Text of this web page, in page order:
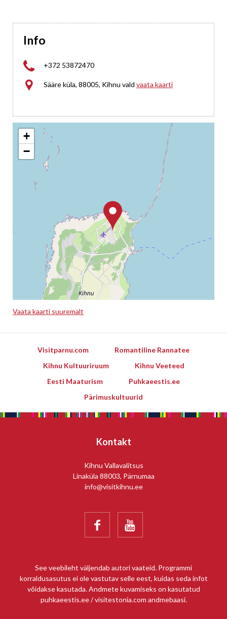
Info
 +372 53872470
 Sääre küla, 88005, Kihnu vald vaata kaarti
+
−
Vaata kaarti suuremalt
Visitparnu.com
Romantiline Rannatee
Kihnu Kultuuriruum
Kihnu Veeteed
Eesti Maaturism
Puhkaeestis.ee
Pärimuskultuurid
Kontakt
Kihnu Vallavalitsus
Linaküla 88003, Pärnumaa
info@visitkihnu.ee
 
See veebileht väljendab autori vaateid. Programmi
korraldusasutus ei ole vastutav selle eest, kuidas seda infot
võidakse kasutada. Andmete kuvamiseks on kasutatud
puhkaeestis.ee / visitestonia.com andmebaasi.